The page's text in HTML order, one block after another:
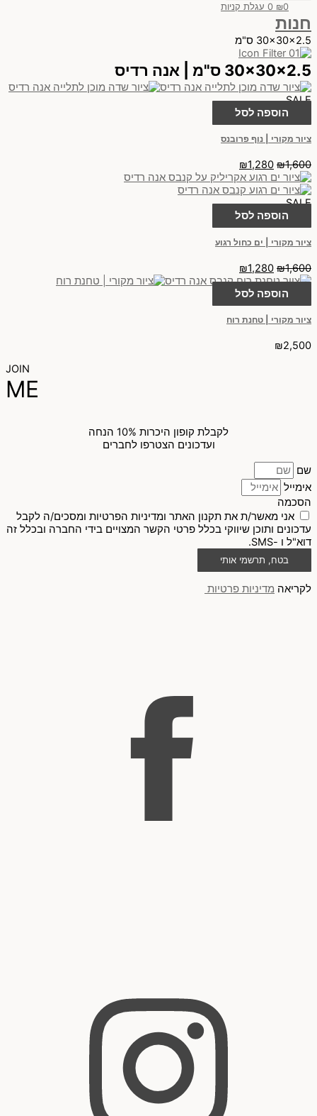
₪0
0 עגלת קניות
חנות
30x30x2.5 ס"מ
30x30x2.5 ס"מ | אנה רדיס
SALE
הוספה לסל
ציור מקורי | נוף פרובנס
₪1,600
₪1,280
SALE
הוספה לסל
ציור מקורי | ים כחול רגוע
₪1,600
₪1,280
הוספה לסל
ציור מקורי | טחנת רוח
₪2,500
JOIN
ME
לקבלת קופון היכרות 10% הנחה
ועדכונים הצטרפו לחברים
שם
אימייל
הסכמה
אני מאשר/ת את תקנון האתר ומדיניות הפרטיות ומסכים/ה לקבל
עדכונים ותוכן שיווקי בכלל פרטי הקשר המצויים בידי החברה ובכלל זה
דוא"ל ו -SMS.
בטח, תרשמי אותי
לקריאה מדיניות פרטיות